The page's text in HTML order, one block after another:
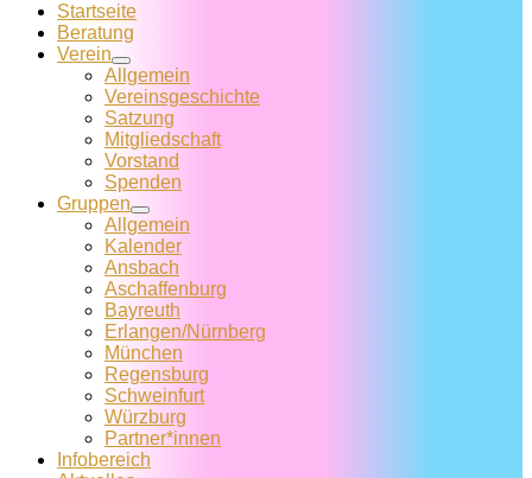
Startseite
Beratung
Verein
Allgemein
Vereins­geschichte
Satzung
Mitglied­schaft
Vorstand
Spenden
Gruppen
Allgemein
Kalender
Ansbach
Aschaffenburg
Bayreuth
Erlangen/Nürnberg
München
Regensburg
Schweinfurt
Würzburg
Partner*innen
Infobereich